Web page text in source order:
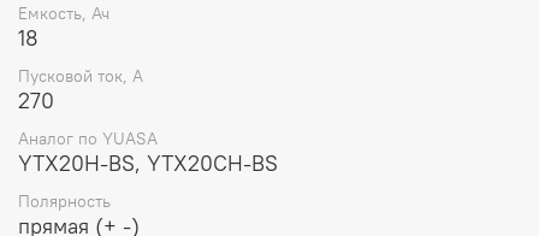
Емкость, Ач
18
Пусковой ток, А
270
Аналог по YUASA
YTX20H-BS, YTX20CH-BS
Полярность
прямая (+ -)